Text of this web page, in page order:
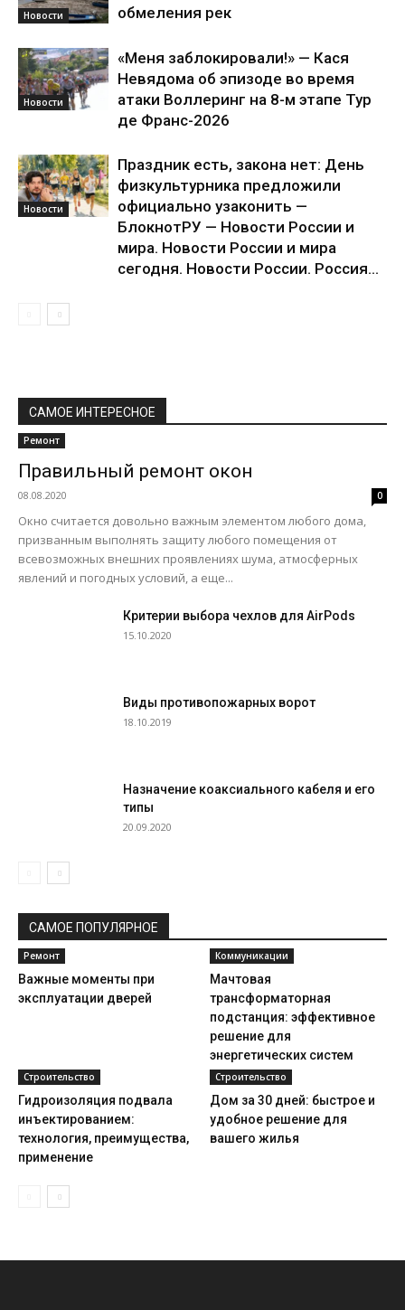
Новости
обмеления рек
Новости
«Меня заблокировали!» — Кася
Невядома об эпизоде во время
атаки Воллеринг на 8-м этапе Тур
де Франс-2026
Новости
Праздник есть, закона нет: День
физкультурника предложили
официально узаконить —
БлокнотРУ — Новости России и
мира. Новости России и мира
сегодня. Новости России. Россия...
САМОЕ ИНТЕРЕСНОЕ
Ремонт
Правильный ремонт окон
08.08.2020 0
Окно считается довольно важным элементом любого дома,
призванным выполнять защиту любого помещения от
всевозможных внешних проявлениях шума, атмосферных
явлений и погодных условий, а еще...
Критерии выбора чехлов для AirPods
15.10.2020
Виды противопожарных ворот
18.10.2019
Назначение коаксиального кабеля и его
типы
20.09.2020
САМОЕ ПОПУЛЯРНОЕ
Ремонт
Важные моменты при
эксплуатации дверей
Коммуникации
Мачтовая
трансформаторная
подстанция: эффективное
решение для
энергетических систем
Строительство
Гидроизоляция подвала
инъектированием:
технология, преимущества,
применение
Строительство
Дом за 30 дней: быстрое и
удобное решение для
вашего жилья